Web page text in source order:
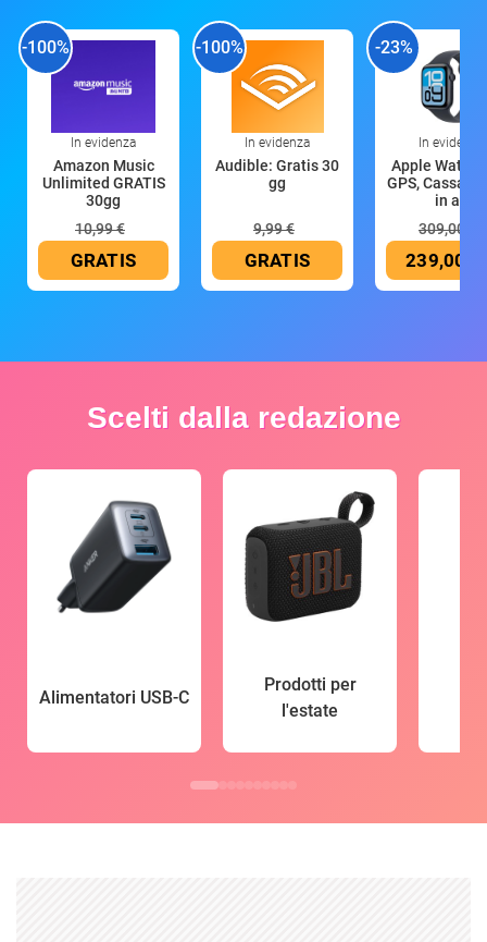
-100%
In evidenza
Amazon Music
Unlimited GRATIS
30gg
10,99 €
GRATIS
-100%
In evidenza
Audible: Gratis 30
gg
9,99 €
GRATIS
-23%
In evidenza
Apple Watch
GPS, Cassa
in all
309,00 €
239,00 €
Scelti dalla redazione
Alimentatori USB-C
Prodotti per
l'estate